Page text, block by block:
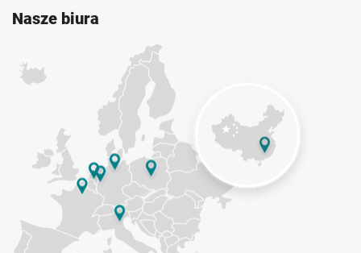
Nasze biura